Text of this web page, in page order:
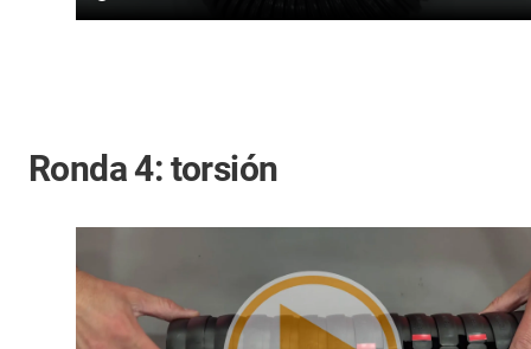
Ronda 4: torsión